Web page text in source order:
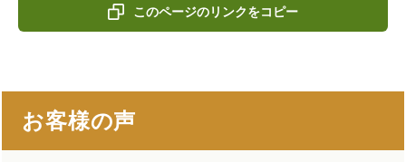
このページのリンクをコピー
お客様の声